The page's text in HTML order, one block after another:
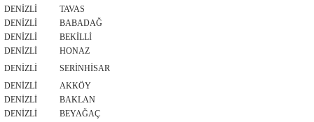
DENİZLİ
TAVAS
DENİZLİ
BABADAĞ
DENİZLİ
BEKİLLİ
DENİZLİ
HONAZ
DENİZLİ
SERİNHİSAR
DENİZLİ
AKKÖY
DENİZLİ
BAKLAN
DENİZLİ
BEYAĞAÇ